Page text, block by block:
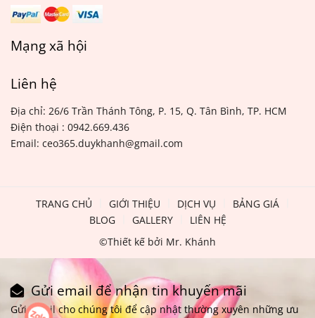
Mạng xã hội
Liên hệ
Địa chỉ: 26/6 Trần Thánh Tông, P. 15, Q. Tân Bình, TP. HCM
Điện thoại : 0942.669.436
Email: ceo365.duykhanh@gmail.com
TRANG CHỦ GIỚI THIỆU DỊCH VỤ
BẢNG GIÁ
BLOG
GALLERY
LIÊN HỆ
©Thiết kế bởi Mr. Khánh
Gửi email để nhận tin khuyến mãi
Gửi email cho chúng tôi để cập nhật thường xuyên những ưu